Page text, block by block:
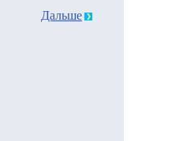
Дальше